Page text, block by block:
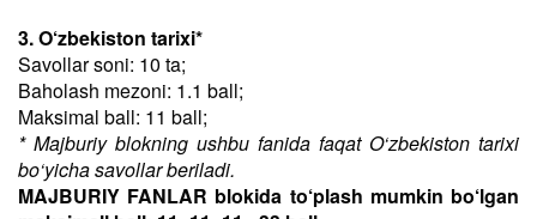
3. O‘zbekiston tarixi*
Savollar soni: 10 ta;
Baholash mezoni: 1.1 ball;
Maksimal ball: 11 ball;
* Majburiy blokning ushbu fanida faqat O‘zbekiston tarixi
bo‘yicha savollar beriladi.
MAJBURIY FANLAR blokida to‘plash mumkin bo‘lgan